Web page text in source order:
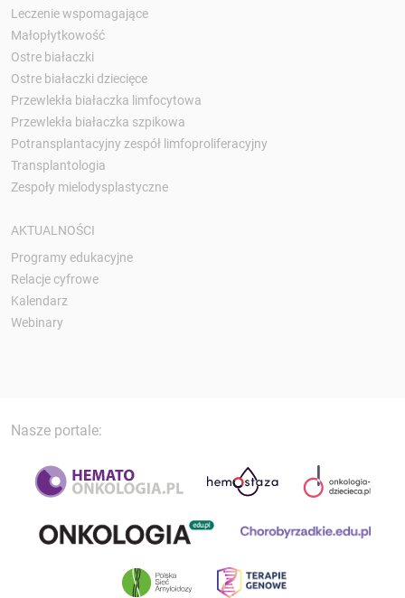
Leczenie wspomagające
Małopłytkowość
Ostre białaczki
Ostre białaczki dziecięce
Przewlekła białaczka limfocytowa
Przewlekła białaczka szpikowa
Potransplantacyjny zespół limfoproliferacyjny
Transplantologia
Zespoły mielodysplastyczne
AKTUALNOŚCI
Programy edukacyjne
Relacje cyfrowe
Kalendarz
Webinary
Nasze portale: